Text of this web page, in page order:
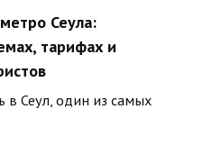
Сеула:
тарифах и
в Сеул, один из самых